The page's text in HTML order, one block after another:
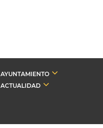
AYUNTAMIENTO
ACTUALIDAD